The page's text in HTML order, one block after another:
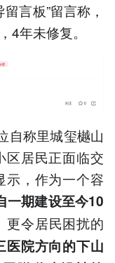
言板”留言称，
4年未修复。
自称里城玺樾山
区居民正面临交
示，作为一个容
一期建设至今10
更令居民困扰的
医院方向的下山